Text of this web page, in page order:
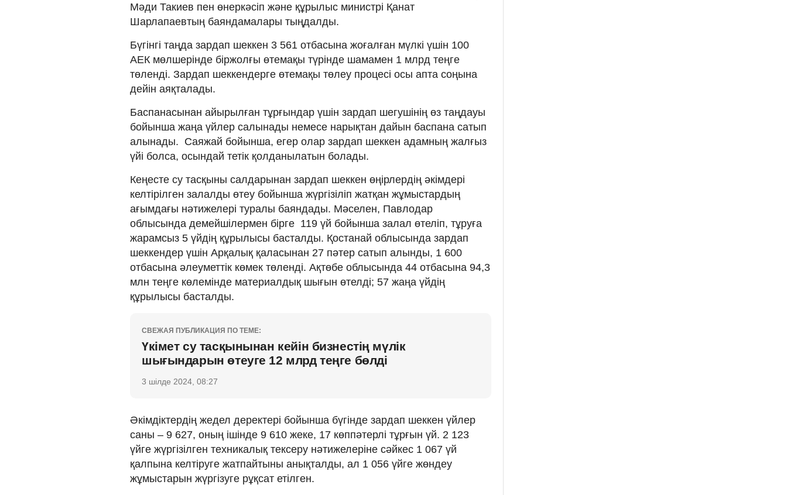
Мәди Такиев пен өнеркәсіп және құрылыс министрі Қанат
Шарлапаевтың баяндамалары тыңдалды.
Бүгінгі таңда зардап шеккен 3 561 отбасына жоғалған мүлкі үшін 100
АЕК мөлшерінде біржолғы өтемақы түрінде шамамен 1 млрд теңге
төленді. Зардап шеккендерге өтемақы төлеу процесі осы апта соңына
дейін аяқталады.
Баспанасынан айырылған тұрғындар үшін зардап шегушінің өз таңдауы
бойынша жаңа үйлер салынады немесе нарықтан дайын баспана сатып
алынады. Саяжай бойынша, егер олар зардап шеккен адамның жалғыз
үйі болса, осындай тетік қолданылатын болады.
Кеңесте су тасқыны салдарынан зардап шеккен өңірлердің әкімдері
келтірілген залалды өтеу бойынша жүргізіліп жатқан жұмыстардың
ағымдағы нәтижелері туралы баяндады. Мәселен, Павлодар
облысында демейшілермен бірге 119 үй бойынша залал өтеліп, тұруға
жарамсыз 5 үйдің құрылысы басталды. Қостанай облысында зардап
шеккендер үшін Арқалық қаласынан 27 пәтер сатып алынды, 1 600
отбасына әлеуметтік көмек төленді. Ақтөбе облысында 44 отбасына 94,3
млн теңге көлемінде материалдық шығын өтелді; 57 жаңа үйдің
құрылысы басталды.
СВЕЖАЯ ПУБЛИКАЦИЯ ПО ТЕМЕ:
Үкімет су тасқынынан кейін бизнестің мүлік
шығындарын өтеуге 12 млрд теңге бөлді
3 шілде 2024, 08:27
Әкімдіктердің жедел деректері бойынша бүгінде зардап шеккен үйлер
саны – 9 627, оның ішінде 9 610 жеке, 17 көппәтерлі тұрғын үй. 2 123
үйге жүргізілген техникалық тексеру нәтижелеріне сәйкес 1 067 үй
қалпына келтіруге жатпайтыны анықталды, ал 1 056 үйге жөндеу
жұмыстарын жүргізуге рұқсат етілген.